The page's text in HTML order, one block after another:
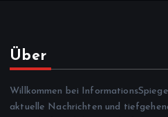
Über
Willkommen bei
aktuelle Nachrichten und